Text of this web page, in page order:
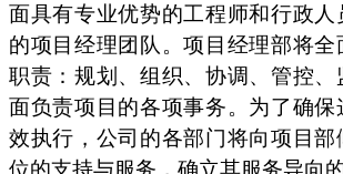
面具有专业优势的工程师和行政
的项目经理团队。项目经理部将
职责：规划、组织、协调、管控、
面负责项目的各项事务。为了确
效执行，公司的各部门将向项目
位的支持与服务，确立其服务导向的